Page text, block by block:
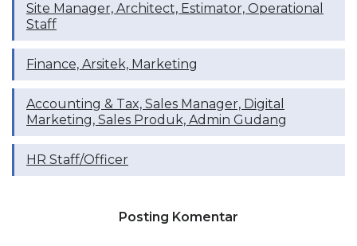
Site Manager, Architect, Estimator, Operational
Staff
Finance, Arsitek, Marketing
Accounting & Tax, Sales Manager, Digital
Marketing, Sales Produk, Admin Gudang
HR Staff/Officer
Posting Komentar